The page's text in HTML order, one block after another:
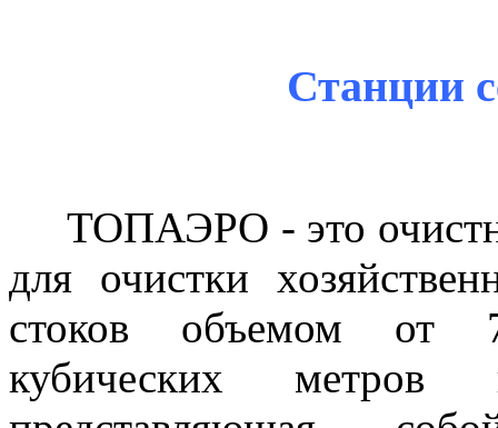
Станции
ТОПАЭРО - это
для очистки
стоков объемом
кубических